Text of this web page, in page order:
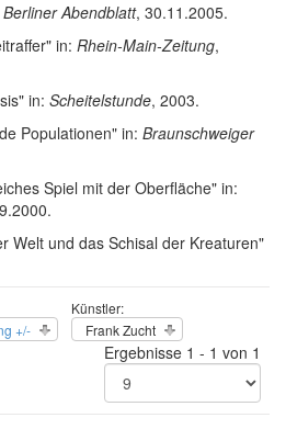
Berliner Abendblatt, 30.11.2005.
in: Rhein-Main-Zeitung,
in: Scheitelstunde, 2003.
Populationen" in: Braunschweiger
Spiel mit der Oberfläche" in:
Welt und das Schisal der Kreaturen"
+/-
Künstler:
Frank Zucht
Ergebnisse 1 - 1 von 1